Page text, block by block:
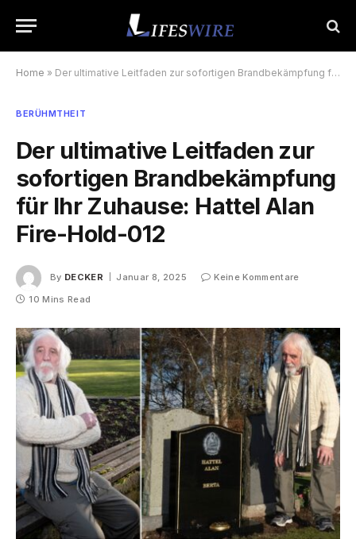
Home » Der ultimative Leitfaden zur sofortigen Brandbekämpfung für Ihr Zuhause: Hattel Alan Fire-Hold-012
BERÜHMTHEIT
Der ultimative Leitfaden zur
sofortigen Brandbekämpfung
für Ihr Zuhause: Hattel Alan
Fire-Hold-012
By DECKER Januar 8, 2025
Keine Kommentare
10 Mins Read